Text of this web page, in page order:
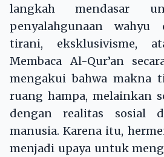
langkah mendasar
penyalahgunaan wahyu
tirani, eksklusivisme,
Membaca Al-Qur’an
mengakui bahwa makna
ruang hampa, melainkan
dengan realitas sosial
manusia. Karena itu,
menjadi upaya untuk